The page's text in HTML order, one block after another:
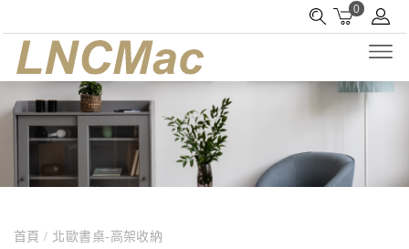
0
首頁/ 北歐書桌-高架收納